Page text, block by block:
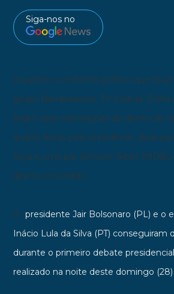
Siga-nos no
Durante o confronto político que foi
grupo Bandeirantes, TV Cultura, Folha
foram sete solicitações de direito de
quatro feitas pelo presidente, duas
Silva e uma por Simone Tebet (MDB),
direito concedido.
O presidente Jair Bolsonaro (PL) e o
Inácio Lula da Silva (PT) conseguiram
durante o primeiro debate
realizado na noite deste domingo